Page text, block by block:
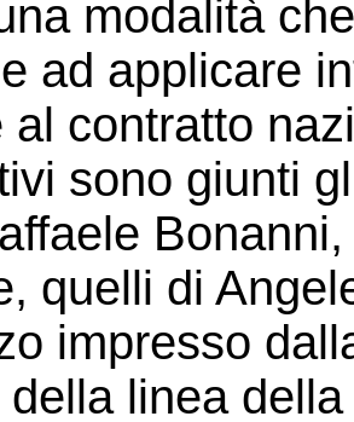
modalità
ad applicare
al contratto
sono giunti
quelli di
impresso
linea